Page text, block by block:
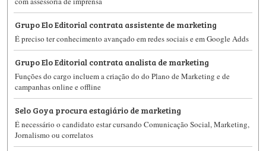
Grupo Elo Editorial contrata assistente de marketing
É preciso ter conhecimento avançado em redes sociais e em Google Adds
Grupo Elo Editorial contrata analista de marketing
Funções do cargo incluem a criação do do Plano de Marketing e de
campanhas online e offline
Selo Goya procura estagiário de marketing
É necessário o candidato estar cursando Comunicação Social, Marketing,
Jornalismo ou correlatos